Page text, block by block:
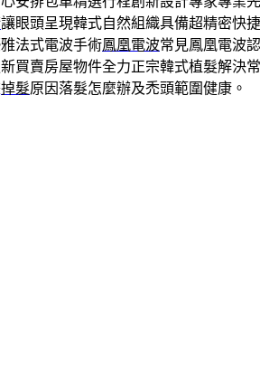
讓眼頭呈現韓式自然組織具備超精密快
法式電波手術鳳凰電波常見鳳凰電波
買賣房屋物件全力正宗韓式植髮解決
掉髮原因落髮怎麼辦及禿頭範圍健康。